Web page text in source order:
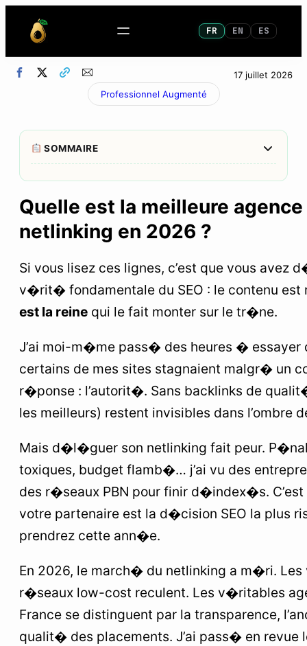
FR EN ES
17 juillet 2026
Professionnel Augmenté
SOMMAIRE Afficher/
1 Mon verdict apr�s test
2
Top 10 des agences SEO netlinking (class�es
par profil)
2. Les experts pure players SEO
3. L’accompagnement sur-mesure
4 Le crit�re UX qui change tout
5 Le mot de la fin
6
FAQ : Vos questions sur les agences de
Quelle est la meilleure agence
netlinking en 2026 ?
Si vous lisez ces lignes, c’est que vous avez
v�rit� fondamentale du SEO : le contenu est
est la reine qui le fait monter sur le tr�ne.
J’ai moi-m�me pass� des heures � essayer
certains de mes sites stagnaient malgr� un
r�ponse : l’autorit�. Sans backlinks de
les meilleurs) restent invisibles dans l’ombre
Mais d�l�guer son netlinking fait peur.
toxiques, budget flamb�… j’ai vu des
des r�seaux PBN pour finir d�index�s.
votre partenaire est la d�cision SEO la plus
prendrez cette ann�e.
En 2026, le march� du netlinking a m�ri.
r�seaux low-cost reculent. Les v�ritables
France se distinguent par la transparence,
qualit� des placements. J’ai pass� en revue